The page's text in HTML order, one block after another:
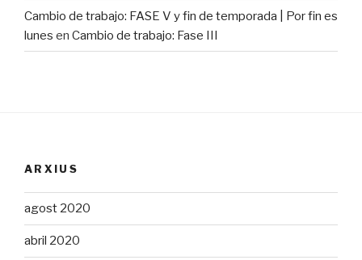
Cambio de trabajo: FASE V y fin de temporada | Por fin es
lunes en Cambio de trabajo: Fase III
ARXIUS
agost 2020
abril 2020